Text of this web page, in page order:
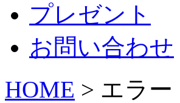
プレゼント
お問い合わせ
HOME > エラー